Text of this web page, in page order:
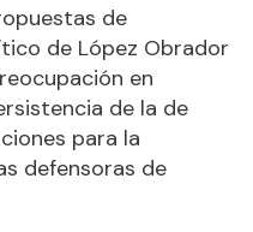
de
de López Obrador
en
de la de
para la
defensoras de